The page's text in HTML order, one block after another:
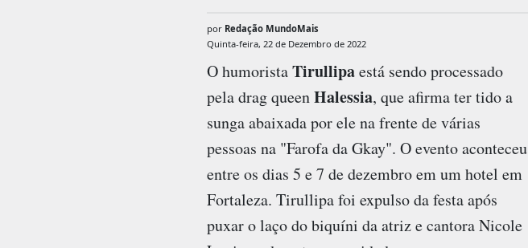
por Redação MundoMais
Quinta-feira, 22 de Dezembro de 2022
O humoristaTirullipaestá sendo processado
pela drag queenHalessia, que afirma ter tido a
sunga abaixada por ele na frente de várias
pessoas na "Farofa da Gkay". O evento aconteceu
entre os dias 5 e 7 de dezembro em um hotel em
Fortaleza. Tirullipa foi expulso da festa após
puxar o laço do biquíni da atriz e cantora Nicole